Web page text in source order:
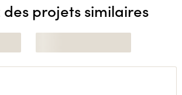
projets similaires